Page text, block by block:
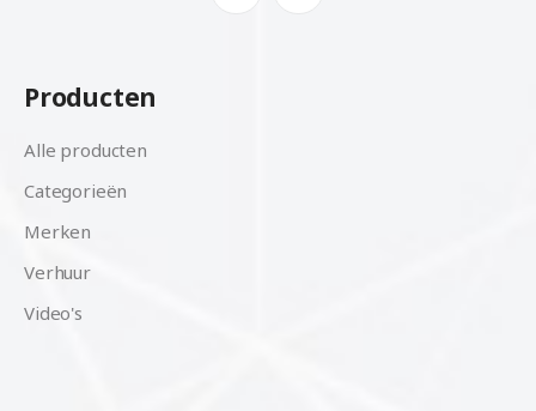
Producten
Alle producten
Categorieën
Merken
Verhuur
Video's